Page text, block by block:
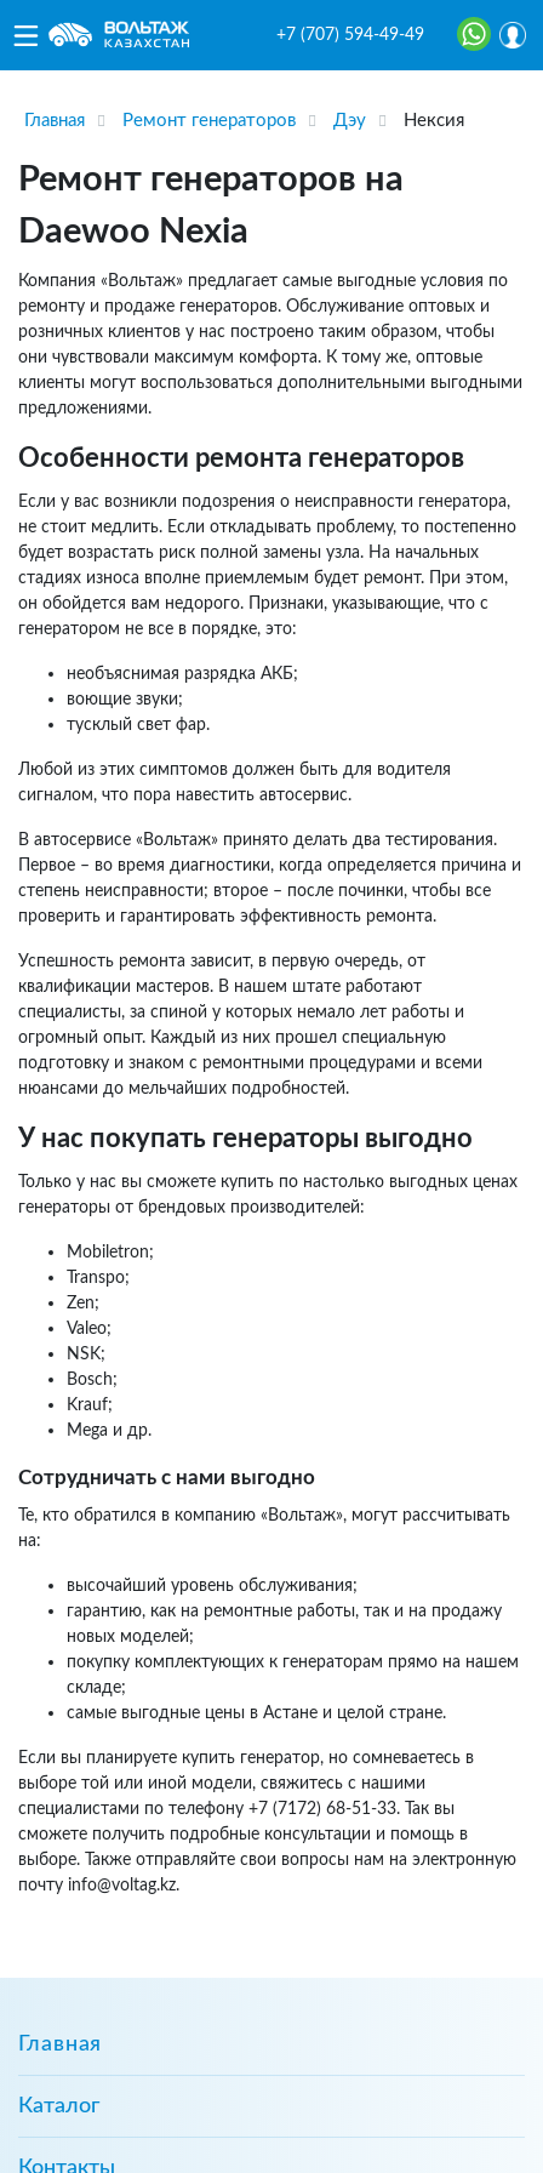
+7 (707) 594-49-49
Главная Ремонт генераторов Дэу Нексия
Ремонт генераторов на
Daewoo Nexia
Компания «Вольтаж» предлагает самые выгодные условия по
ремонту и продаже генераторов. Обслуживание оптовых и
розничных клиентов у нас построено таким образом, чтобы
они чувствовали максимум комфорта. К тому же, оптовые
клиенты могут воспользоваться дополнительными выгодными
предложениями.
Особенности ремонта генераторов
Если у вас возникли подозрения о неисправности генератора,
не стоит медлить. Если откладывать проблему, то постепенно
будет возрастать риск полной замены узла. На начальных
стадиях износа вполне приемлемым будет ремонт. При этом,
он обойдется вам недорого. Признаки, указывающие, что с
генератором не все в порядке, это:
необъяснимая разрядка АКБ;
воющие звуки;
тусклый свет фар.
Любой из этих симптомов должен быть для водителя
сигналом, что пора навестить автосервис.
В автосервисе «Вольтаж» принято делать два тестирования.
Первое – во время диагностики, когда определяется причина и
степень неисправности; второе – после починки, чтобы все
проверить и гарантировать эффективность ремонта.
Успешность ремонта зависит, в первую очередь, от
квалификации мастеров. В нашем штате работают
специалисты, за спиной у которых немало лет работы и
огромный опыт. Каждый из них прошел специальную
подготовку и знаком с ремонтными процедурами и всеми
нюансами до мельчайших подробностей.
У нас покупать генераторы выгодно
Только у нас вы сможете купить по настолько выгодных ценах
генераторы от брендовых производителей:
Mobiletron;
Transpo;
Zen;
Valeo;
NSK;
Bosch;
Krauf;
Mega и др.
Сотрудничать с нами выгодно
Те, кто обратился в компанию «Вольтаж», могут рассчитывать
на:
высочайший уровень обслуживания;
гарантию, как на ремонтные работы, так и на продажу
новых моделей;
покупку комплектующих к генераторам прямо на нашем
складе;
самые выгодные цены в Астане и целой стране.
Если вы планируете купить генератор, но сомневаетесь в
выборе той или иной модели, свяжитесь с нашими
специалистами по телефону +7 (7172) 68-51-33. Так вы
сможете получить подробные консультации и помощь в
выборе. Также отправляйте свои вопросы нам на электронную
почту info@voltag.kz.
Главная
Каталог
Контакты